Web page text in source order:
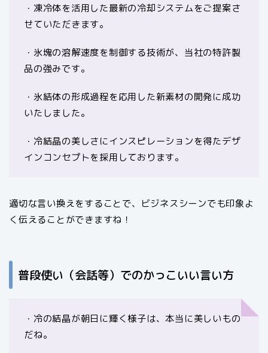
・凍冷体を活用した最新の冷却システムをご提案さ
せていただきます。
・氷塊の溶解速度を制御する技術が、当社の特許製
品の強みです。
・氷結体の形成過程を応用した新素材の開発に成功
いたしました。
・冷結晶の美しさにインスピレーションを得たデザ
インコンセプトを採用しております。
適切な言い換えをすることで、ビジネスシーンでも印象よ
く伝えることができますね！
普段使い（会話等）でのかっこいい言い方
・冷の結晶が朝日に輝く様子は、本当に美しいもの
だね。